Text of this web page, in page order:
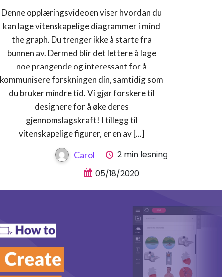
Denne opplæringsvideoen viser hvordan du
kan lage vitenskapelige diagrammer i mind
the graph. Du trenger ikke å starte fra
bunnen av. Dermed blir det lettere å lage
noe prangende og interessant for å
kommunisere forskningen din, samtidig som
du bruker mindre tid. Vi gjør forskere til
designere for å øke deres
gjennomslagskraft! I tillegg til
vitenskapelige figurer, er en av [...]
Carol
2 min lesning
05/18/2020